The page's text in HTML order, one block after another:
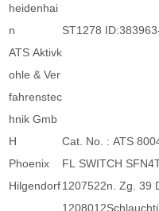
heidenhai
n
ST1278
ATS Aktivk
ohle & Ver
fahrenstec
hnik Gmb
H
Cat. No. : ATS
Phoenix
FL SWITCH
Hilgendorf1207522n. Zg. 39